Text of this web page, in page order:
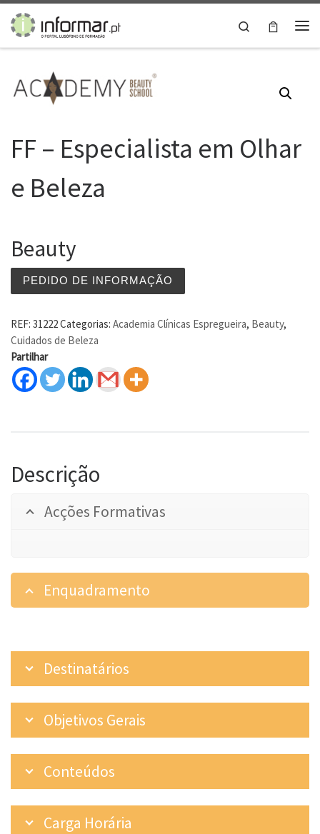
Skip to content
Search
FF – Especialista em Olhar
e Beleza
Beauty
PEDIDO DE INFORMAÇÃO
REF: 31222Categorias: Academia Clínicas Espregueira, Beauty,
Cuidados de Beleza
Partilhar
Descrição
Acções Formativas
Enquadramento
Destinatários
Objetivos Gerais
Conteúdos
Carga Horária